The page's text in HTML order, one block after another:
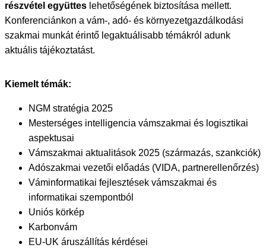
részvétel együttes lehetőségének biztosítása mellett.
Konferenciánkon a vám-, adó- és környezetgazdálkodási
szakmai munkát érintő legaktuálisabb témákról adunk
aktuális tájékoztatást.
Kiemelt témák:
NGM stratégia 2025
Mesterséges intelligencia vámszakmai és logisztikai
aspektusai
Vámszakmai aktualitások 2025 (származás, szankciók)
Adószakmai vezetői előadás (VIDA, partnerellenőrzés)
Váminformatikai fejlesztések vámszakmai és
informatikai szempontból
Uniós körkép
Karbonvám
EU-UK áruszállítás kérdései